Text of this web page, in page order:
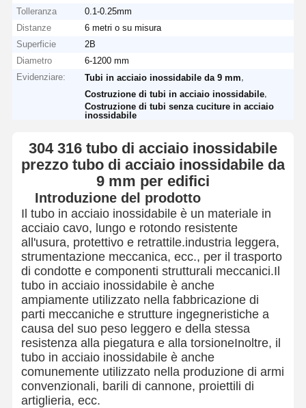
Tolleranza
0.1-0.25mm
Distanze
6 metri o su misura
Superficie
2B
Diametro
6-1200 mm
Evidenziare:
Tubi in acciaio inossidabile da 9 mm
Costruzione di tubi in acciaio inossidabile
Costruzione di tubi senza cuciture in acciaio
inossidabile
304 316 tubo di acciaio inossidabile
prezzo tubo di acciaio inossidabile da
9 mm per edifici
Introduzione del prodotto
Il tubo in acciaio inossidabile è un materiale in
acciaio cavo, lungo e rotondo resistente
all'usura, protettivo e retrattile.industria leggera,
strumentazione meccanica, ecc., per il trasporto
di condotte e componenti strutturali meccanici.Il
tubo in acciaio inossidabile è anche
ampiamente utilizzato nella fabbricazione di
parti meccaniche e strutture ingegneristiche a
causa del suo peso leggero e della stessa
resistenza alla piegatura e alla torsioneInoltre, il
tubo in acciaio inossidabile è anche
comunemente utilizzato nella produzione di armi
convenzionali, barili di cannone, proiettili di
artiglieria, ecc.